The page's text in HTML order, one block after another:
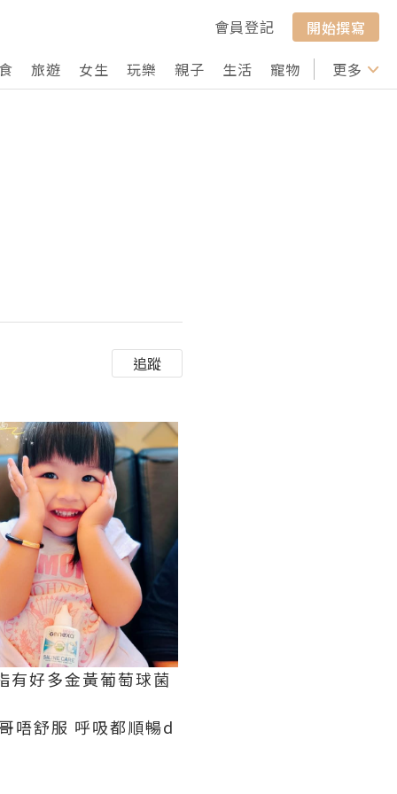
會員登記
開始撰寫
旅遊 女生 玩樂 親子 生活 寵物 行山 打卡
更多
追蹤
有好多金黃葡萄球菌
唔舒服 呼吸都順暢d